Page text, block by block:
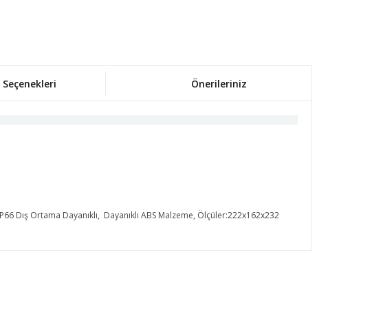
Önerileriniz
Dış Ortama Dayanıklı, Dayanıklı ABS Malzeme, Ölçüler:222x162x232